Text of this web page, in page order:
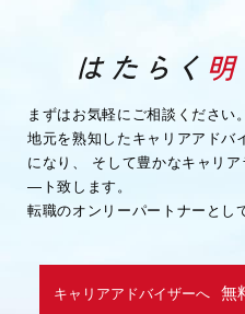
まずはお気軽にご相談ください。
地元を熟知したキャリアアドバ
になり、
そして豊かなキャリ
―ト致します。
転職のオンリーパートナーとし
キャリアアドバイザーへ 無